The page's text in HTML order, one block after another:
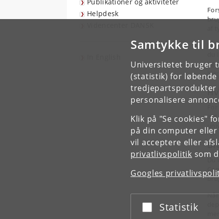
Samtykke til
Universitetet bruger
(statistik) for
tredjepartsprodukter
personalisere
Klik på "Se cookies"
på din computer
vil acceptere eller
privatlivspolitik som
Googles
Acceptér eller afslå
Statistik
Helpdesk
og
Du